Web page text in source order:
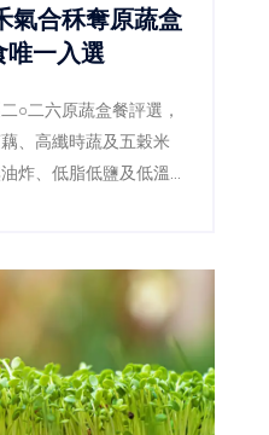
唯一入選
○二六原蔬盒餐評選，
、高纖時蔬及五穀米
炸、低脂低鹽及低溫